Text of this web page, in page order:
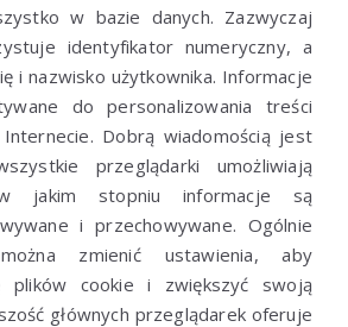
w bazie danych. Zazwyczaj
identyfikator numeryczny, a
i nazwisko użytkownika. Informacje
do personalizowania treści
Dobrą wiadomością jest
przeglądarki umożliwiają
w jakim stopniu informacje są
i przechowywane. Ogólnie
zmienić ustawienia, aby
plików cookie i zwiększyć swoją
głównych przeglądarek oferuje